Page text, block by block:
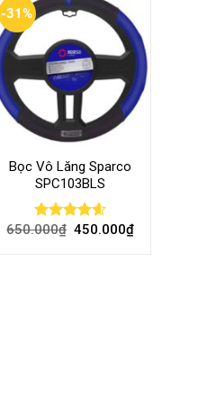
-31%
Bọc Vô Lăng Sparco
SPC103BLS
Rated4.57
650.000₫ 450.000₫